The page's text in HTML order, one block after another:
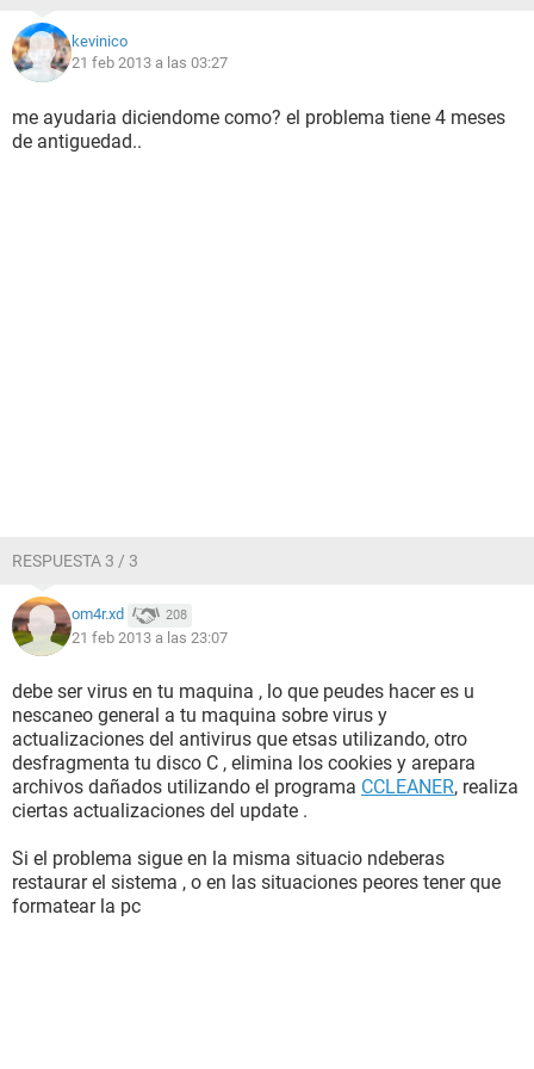
kevinico
21 feb 2013 a las 03:27
me ayudaria diciendome como? el problema tiene 4 meses
de antiguedad..
RESPUESTA 3 / 3
om4r.xd 208
21 feb 2013 a las 23:07
debe ser virus en tu maquina , lo que peudes hacer es u
nescaneo general a tu maquina sobre virus y
actualizaciones del antivirus que etsas utilizando, otro
desfragmenta tu disco C , elimina los cookies y arepara
archivos dañados utilizando el programa CCLEANER, realiza
ciertas actualizaciones del update .
Si el problema sigue en la misma situacio ndeberas
restaurar el sistema , o en las situaciones peores tener que
formatear la pc